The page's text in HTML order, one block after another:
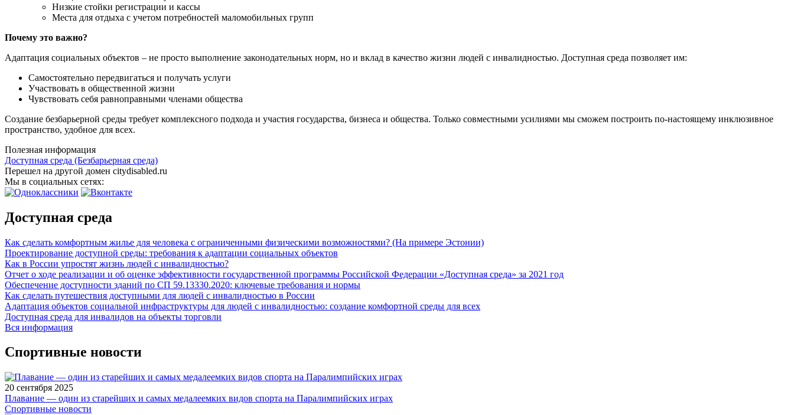
Низкие стойки регистрации и кассы
Места для отдыха с учетом потребностей маломобильных групп
Почему это важно?
Адаптация социальных объектов – не просто выполнение законодательных норм, но и вклад в качество жизни людей с инвалидностью. Доступная среда позволяет им:
Самостоятельно передвигаться и получать услуги
Участвовать в общественной жизни
Чувствовать себя равноправными членами общества
Создание безбарьерной среды требует комплексного подхода и участия государства, бизнеса и общества. Только совместными усилиями мы сможем построить по-настоящему инклюзивное
пространство, удобное для всех.
Полезная информация
Доступная среда (Безбарьерная среда)
Перешел на другой домен citydisabled.ru
Мы в социальных сетях:
Доступная среда
Как сделать комфортным жилье для человека с ограниченными физическими возможностями? (На примере Эстонии)
Проектирование доступной среды: требования к адаптации социальных объектов
Как в России упростят жизнь людей с инвалидностью?
Отчет о ходе реализации и об оценке эффективности государственной программы Российской Федерации «Доступная среда» за 2021 год
Обеспечение доступности зданий по СП 59.13330.2020: ключевые требования и нормы
Как сделать путешествия доступными для людей с инвалидностью в России
Адаптация объектов социальной инфраструктуры для людей с инвалидностью: создание комфортной среды для всех
Доступная среда для инвалидов на объекты торговли
Вся информация
Спортивные новости
20 сентября 2025
Плавание — один из старейших и самых медалеемких видов спорта на Паралимпийских играх
Спортивные новости